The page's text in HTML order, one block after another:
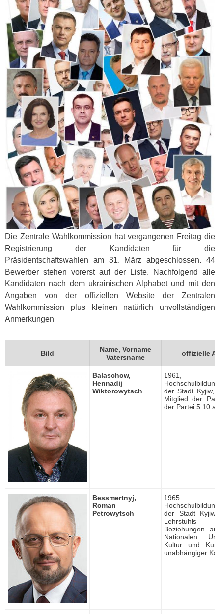
Die Zentrale Wahlkommission hat vergangenen Freitag die
Registrierung der Kandidaten für die
Präsidentschaftswahlen am 31. März abgeschlossen. 44
Bewerber stehen vorerst auf der Liste. Nachfolgend alle
Kandidaten nach dem ukrainischen Alphabet und mit den
Angaben von der offiziellen Website der Zentralen
Wahlkommission plus kleinen natürlich unvollständigen
Anmerkungen.
Bild
Name, Vorname
Vatersname
offizielle
Balaschow,
Hennadij
Wiktorowytsch
1961,
der Stadt Kyjiw,
Mitglied der
der Partei 5.10
Bessmertnyj,
Roman
Petrowytsch
1965
der Stadt
Lehrstuhls
Beziehungen
Nationalen
Kultur und
unabhängiger